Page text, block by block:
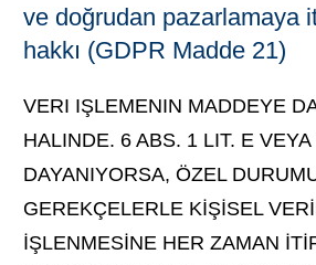
ve doğrudan pazarlamaya
hakkı (GDPR Madde 21)
VERI IŞLEMENIN MADDEYE
HALINDE. 6 ABS. 1 LIT. E
DAYANIYORSA, ÖZEL
GEREKÇELERLE KİŞİSEL
İŞLENMESİNE HER ZAMAN